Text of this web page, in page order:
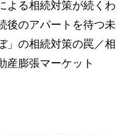
よる相続対策が続くわ
後のアパートを待つ未
」の相続対策の罠／相
産膨張マーケット